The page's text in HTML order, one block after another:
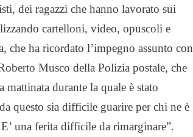
dei ragazzi che hanno lavorato sui
cartelloni, video, opuscoli e
che ha ricordato l’impegno assunto con
Musco della Polizia postale, che
durante la quale è stato
questo sia difficile guarire per chi ne è
una ferita difficile da rimarginare”.